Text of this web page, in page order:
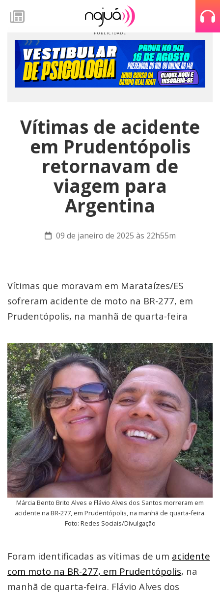
Vítimas de acidente
em Prudentópolis
retornavam de
viagem para
Argentina
09 de janeiro de 2025 às 22h55m
Vítimas que moravam em Marataízes/ES
sofreram acidente de moto na BR-277, em
Prudentópolis, na manhã de quarta-feira
Márcia Bento Brito Alves e Flávio Alves dos Santos morreram em
acidente na BR-277, em Prudentópolis, na manhã de quarta-feira.
Foto: Redes Sociais/Divulgação
Foram identificadas as vítimas de um acidente
com moto na BR-277, em Prudentópolis, na
manhã de quarta-feira. Flávio Alves dos